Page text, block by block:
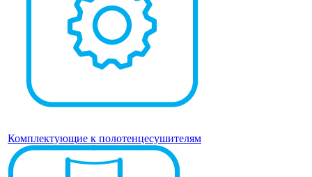
Комплектующие к полотенцесушителям